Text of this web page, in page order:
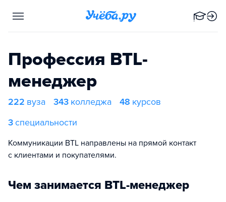
Профессия BTL-
менеджер
222 вуза 343 колледжа 48 курсов
3специальности
Коммуникации BTL направлены на прямой контакт
с клиентами и покупателями.
Чем занимается BTL-менеджер